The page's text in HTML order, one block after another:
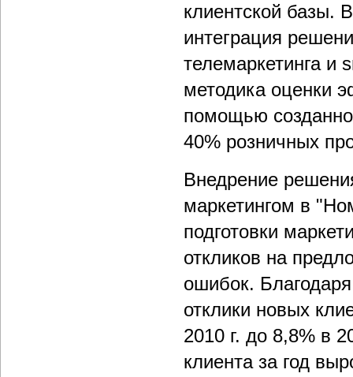
клиентской базы.
интеграция
телемаркетинга и
методика оценки
помощью
40% розничных
Внедрение
маркетингом в
подготовки
откликов на
ошибок.
отклики новых
2010 г. до 8,8% в
клиента за год